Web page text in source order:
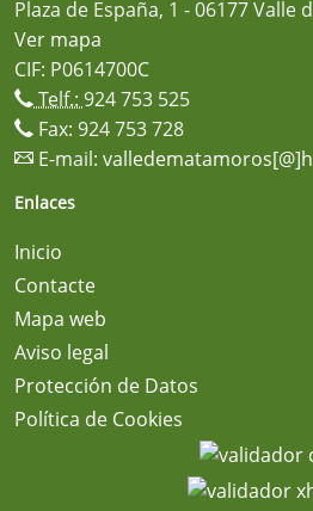
Plaza de España, 1 - 06177 Valle
Ver mapa
CIF: P0614700C
Telf.: 924 753 525
Fax: 924 753 728
E-mail:
Enlaces
Inicio
Contacte
Mapa web
Aviso legal
Protección de Datos
Política de Cookies